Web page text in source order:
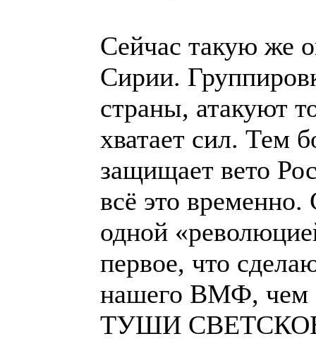
Сейчас такую же
Сирии.
страны, атакуют
хватает сил. Тем
защищает вето
всё это
одной
первое, что
нашего ВМФ, чем
ТУШИ